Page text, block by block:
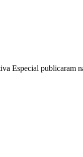
Especial publicaram